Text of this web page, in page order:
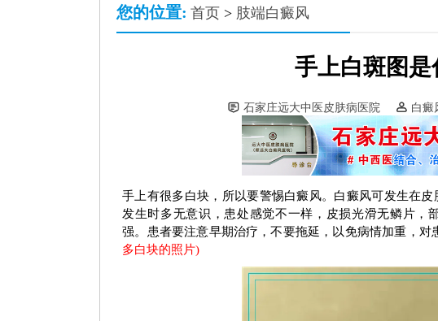
您的位置: 首页 > 肢端白癜风
手上白斑图是
石家庄远大中医皮肤病医院 白癜
手上有很多白块，所以要警惕白癜风。白癜风可发生在
发生时多无意识，患处感觉不一样，皮损光滑无鳞片，
强。患者要注意早期治疗，不要拖延，以免病情加重，对
多白块的照片)